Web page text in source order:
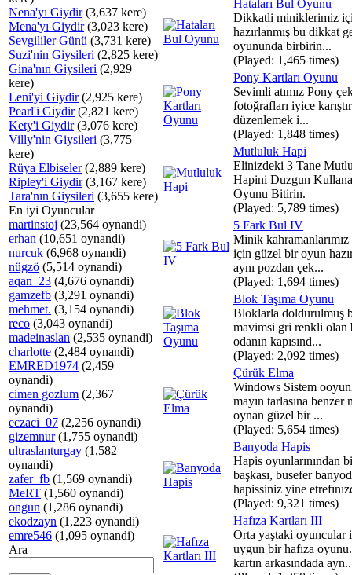
Nena'yı Giydir(3,637 kere)
Mena'yı Giydir(3,023 kere)
Sevgililer Günü (3,731 kere)
Suzi'nin Giysileri (2,825 kere)
Gina'nın Giysileri (2,929
kere)
Leni'yi Giydir(2,925 kere)
Pearl'i Giydir(2,821 kere)
Kety'i Giydir(3,076 kere)
Villy'nin Giysileri (3,775
kere)
Rüya Elbiseler(2,889 kere)
Ripley'i Giydir(3,167 kere)
Tara'nın Giysileri (3,655 kere)
En iyi Oyuncular
martinstoj (23,564 oynandi)
erhan (10,651 oynandi)
nurcuk (6,968 oynandi)
nügzö (5,514 oynandi)
aqan_23 (4,676 oynandi)
gamzefb (3,291 oynandi)
mehmet. (3,154 oynandi)
reco (3,043 oynandi)
madeinaslan (2,535 oynandi)
charlotte (2,484 oynandi)
EMRED1974 (2,459
oynandi)
cimen gozlum (2,367
oynandi)
eczaci_07 (2,256 oynandi)
gizemnur(1,755 oynandi)
ultraslanturgay (1,582
oynandi)
zafer_fb (1,569 oynandi)
MeRT (1,560 oynandi)
ongun (1,286 oynandi)
ekodzayn (1,223 oynandi)
emre546 (1,095 oynandi)
Ara
Hataları Bul Oyunu
Dikkatli miniklerimiz
hazırlanmış bu dikkat
oyununda birbirin...
(Played: 1,465 times)
Pony Kartları Oyunu
Sevimli atımız Pony
fotoğrafları iyice
düzenlemek i...
(Played: 1,848 times)
Mutluluk Hapi
Elinizdeki 3 Tane
Hapini Duzgun
Oyunu Bitirin.
(Played: 5,789 times)
5 Fark Bul IV
Minik
için güzel bir oyun
aynı pozdan çek...
(Played: 1,694 times)
Blok Taşıma Oyunu
Bloklarla doldurulmuş
mavimsi gri renkli olan
odanın kapısınd...
(Played: 2,092 times)
Çürük Elma
Windows Sistem
mayın tarlasına benzer
oynan güzel bir ...
(Played: 5,654 times)
Banyoda Hapis
Hapis oyunlarınından
başkası, busefer
hapissiniz yine
(Played: 9,321 times)
Hafıza Kartları III
Orta yaştaki oyuncular
uygun bir hafıza
kartın arkasındada